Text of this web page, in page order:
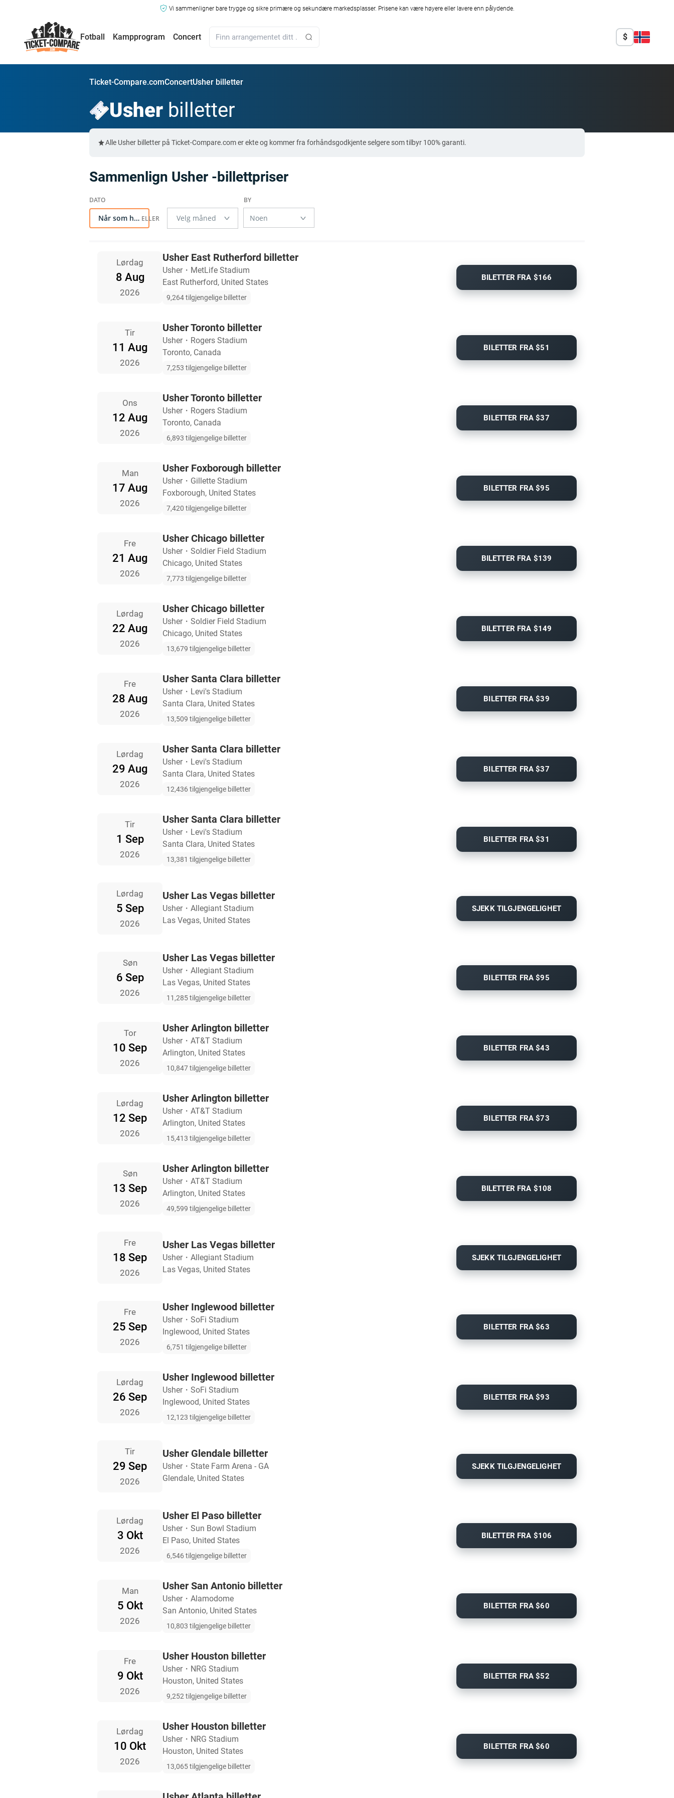
Vi sammenligner bare trygge og sikre primære og sekundære markedsplasser. Prisene kan være høyere eller lavere enn pålydende.
Fotball Kampprogram Concert $
Ticket-Compare.comConcertUsher billetter
Usher billetter
Alle Usher billetter på Ticket-Compare.com er ekte og kommer fra forhåndsgodkjente selgere som tilbyr 100% garanti.
Sammenlign Usher -billettpriser
Når som helst
Lørdag
8 Aug
2026
Usher East Rutherford billetter
Usher・ MetLife Stadium
East Rutherford, United States
9,264 tilgjengelige billetter
BILETTER FRA $166
Tir
11 Aug
2026
Usher Toronto billetter
Usher・ Rogers Stadium
Toronto, Canada
7,253 tilgjengelige billetter
BILETTER FRA $51
Ons
12 Aug
2026
Usher Toronto billetter
Usher・ Rogers Stadium
Toronto, Canada
6,893 tilgjengelige billetter
BILETTER FRA $37
Man
17 Aug
2026
Usher Foxborough billetter
Usher・ Gillette Stadium
Foxborough, United States
7,420 tilgjengelige billetter
BILETTER FRA $95
Fre
21 Aug
2026
Usher Chicago billetter
Usher・ Soldier Field Stadium
Chicago, United States
7,773 tilgjengelige billetter
BILETTER FRA $139
Lørdag
22 Aug
2026
Usher Chicago billetter
Usher・ Soldier Field Stadium
Chicago, United States
13,679 tilgjengelige billetter
BILETTER FRA $149
Fre
28 Aug
2026
Usher Santa Clara billetter
Usher・ Levi's Stadium
Santa Clara, United States
13,509 tilgjengelige billetter
BILETTER FRA $39
Lørdag
29 Aug
2026
Usher Santa Clara billetter
Usher・ Levi's Stadium
Santa Clara, United States
12,436 tilgjengelige billetter
BILETTER FRA $37
Tir
1 Sep
2026
Usher Santa Clara billetter
Usher・ Levi's Stadium
Santa Clara, United States
13,381 tilgjengelige billetter
BILETTER FRA $31
Lørdag
5 Sep
2026
Usher Las Vegas billetter
Usher・ Allegiant Stadium
Las Vegas, United States
SJEKK TILGJENGELIGHET
Søn
6 Sep
2026
Usher Las Vegas billetter
Usher・ Allegiant Stadium
Las Vegas, United States
11,285 tilgjengelige billetter
BILETTER FRA $95
Tor
10 Sep
2026
Usher Arlington billetter
Usher・ AT&T Stadium
Arlington, United States
10,847 tilgjengelige billetter
BILETTER FRA $43
Lørdag
12 Sep
2026
Usher Arlington billetter
Usher・ AT&T Stadium
Arlington, United States
15,413 tilgjengelige billetter
BILETTER FRA $73
Søn
13 Sep
2026
Usher Arlington billetter
Usher・ AT&T Stadium
Arlington, United States
49,599 tilgjengelige billetter
BILETTER FRA $108
Fre
18 Sep
2026
Usher Las Vegas billetter
Usher・ Allegiant Stadium
Las Vegas, United States
SJEKK TILGJENGELIGHET
Fre
25 Sep
2026
Usher Inglewood billetter
Usher・ SoFi Stadium
Inglewood, United States
6,751 tilgjengelige billetter
BILETTER FRA $63
Lørdag
26 Sep
2026
Usher Inglewood billetter
Usher・ SoFi Stadium
Inglewood, United States
12,123 tilgjengelige billetter
BILETTER FRA $93
Tir
29 Sep
2026
Usher Glendale billetter
Usher・ State Farm Arena - GA
Glendale, United States
SJEKK TILGJENGELIGHET
Lørdag
3 Okt
2026
Usher El Paso billetter
Usher・ Sun Bowl Stadium
El Paso, United States
6,546 tilgjengelige billetter
BILETTER FRA $106
Man
5 Okt
2026
Usher San Antonio billetter
Usher・ Alamodome
San Antonio, United States
10,803 tilgjengelige billetter
BILETTER FRA $60
Fre
9 Okt
2026
Usher Houston billetter
Usher・ NRG Stadium
Houston, United States
9,252 tilgjengelige billetter
BILETTER FRA $52
Lørdag
10 Okt
2026
Usher Houston billetter
Usher・ NRG Stadium
Houston, United States
13,065 tilgjengelige billetter
BILETTER FRA $60